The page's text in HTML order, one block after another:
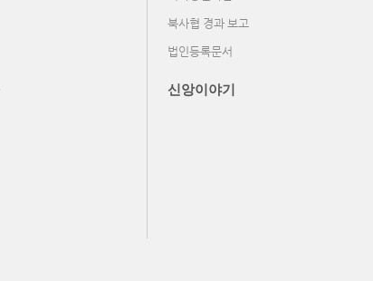
북사협 경과 보고
법인등록문서
신앙이야기